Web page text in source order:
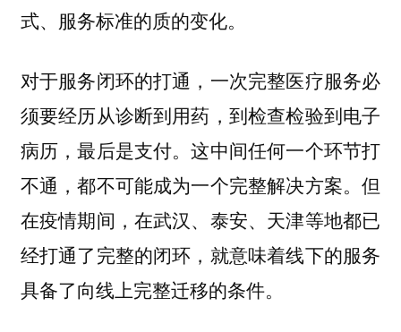
式、服务标准的质的变化。
对于服务闭环的打通，一次完整医疗服务必
须要经历从诊断到用药，到检查检验到电子
病历，最后是支付。这中间任何一个环节打
不通，都不可能成为一个完整解决方案。但
在疫情期间，在武汉、泰安、天津等地都已
经打通了完整的闭环，就意味着线下的服务
具备了向线上完整迁移的条件。